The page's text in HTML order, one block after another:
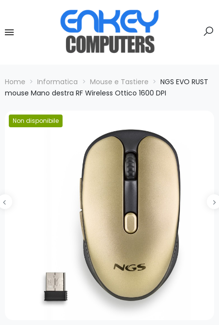
Home Informatica Mouse e Tastiere
NGS EVO RUST
mouse Mano destra RF Wireless Ottico 1600 DPI
Non disponibile